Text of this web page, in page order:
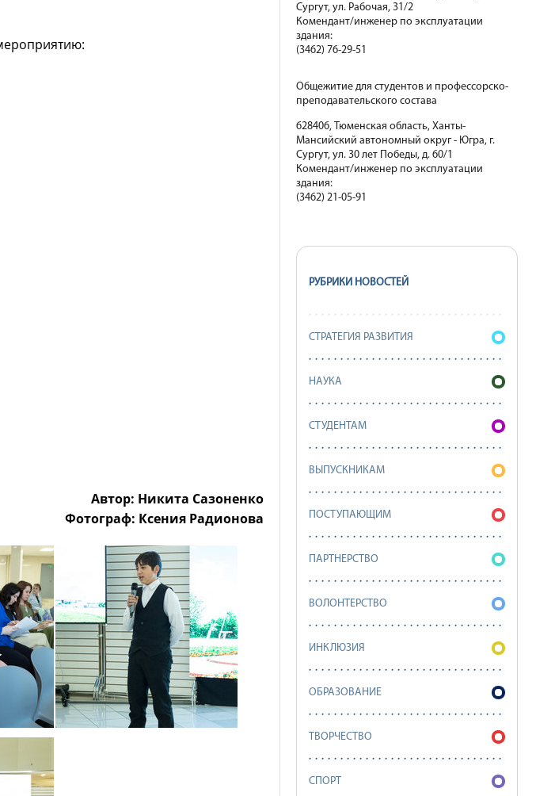
Автор: Никита Сазоненко
Фотограф: Ксения Радионова
Сургут, ул. Рабочая, 31/2
Комендант/инженер по эксплуатации
здания:
(3462) 76-29-51
Общежитие для студентов и профессорско-
преподавательского состава
628406, Тюменская область, Ханты-
Мансийский автономный округ - Югра, г.
Сургут, ул. 30 лет Победы, д. 60/1
Комендант/инженер по эксплуатации
здания:
(3462) 21-05-91
РУБРИКИ НОВОСТЕЙ
СТРАТЕГИЯ РАЗВИТИЯ
НАУКА
СТУДЕНТАМ
ВЫПУСКНИКАМ
ПОСТУПАЮЩИМ
ПАРТНЕРСТВО
ВОЛОНТЕРСТВО
ИНКЛЮЗИЯ
ОБРАЗОВАНИЕ
ТВОРЧЕСТВО
СПОРТ